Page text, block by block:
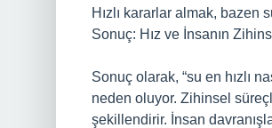
Hızlı kararlar almak,
Sonuç: Hız ve İnsanın
Sonuç olarak, “su en hızlı
neden oluyor. Zihinsel
şekillendirir. İnsan